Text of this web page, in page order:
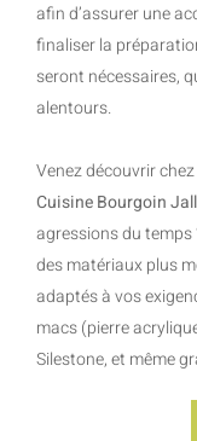
afin d’assurer une
finaliser la
seront nécessaires,
alentours.
Venez découvrir
Cuisine Bourgoin
agressions du
des matériaux plus
adaptés à vos
macs (pierre
Silestone, et même